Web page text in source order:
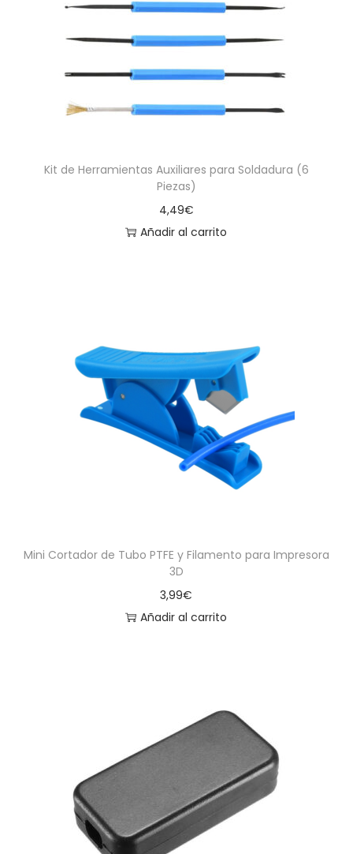
Kit de Herramientas Auxiliares para Soldadura (6
Piezas)
4,49€
Añadir al carrito
Mini Cortador de Tubo PTFE y Filamento para Impresora
3D
3,99€
Añadir al carrito